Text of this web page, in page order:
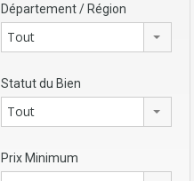
Département / Région
Tout
Statut du Bien
Tout
Prix Minimum